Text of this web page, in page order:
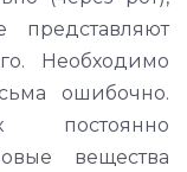
представляют
Необходимо
ошибочно.
постоянно
вещества